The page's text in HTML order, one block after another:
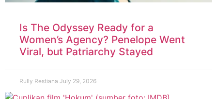
Is The Odyssey Ready for a
Women’s Agency? Penelope Went
Viral, but Patriarchy Stayed
Rully Restiana July 29, 2026